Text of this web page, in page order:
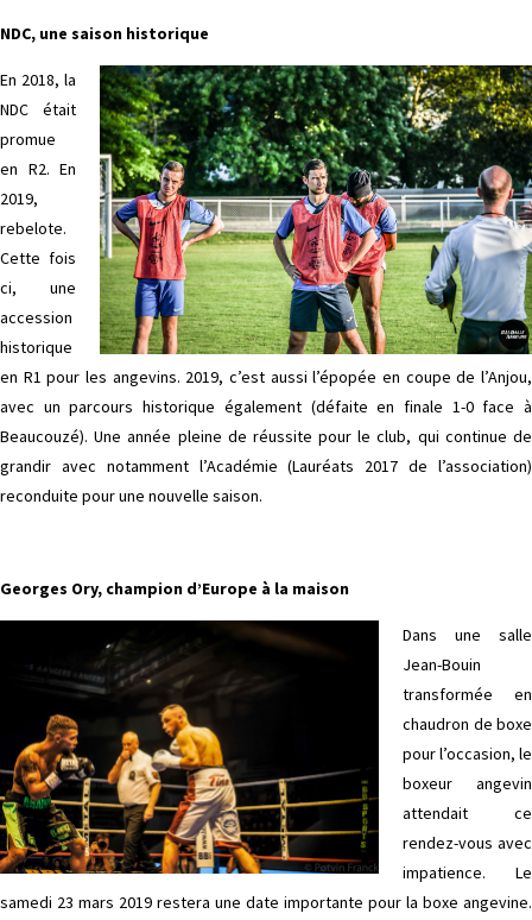
NDC, une saison historique
En 2018, la
NDC était
promue
en R2. En
2019,
rebelote.
Cette fois
ci, une
accession
historique
en R1 pour les angevins. 2019, c’est aussi l’épopée en coupe de l’Anjou,
avec un parcours historique également (défaite en finale 1-0 face à
Beaucouzé). Une année pleine de réussite pour le club, qui continue de
grandir avec notamment l’Académie (Lauréats 2017 de l’association)
reconduite pour une nouvelle saison.
Georges Ory, champion d’Europe à la maison
Dans une salle
Jean-Bouin
transformée en
chaudron de boxe
pour l’occasion, le
boxeur angevin
attendait ce
rendez-vous avec
impatience. Le
samedi 23 mars 2019 restera une date importante pour la boxe angevine.